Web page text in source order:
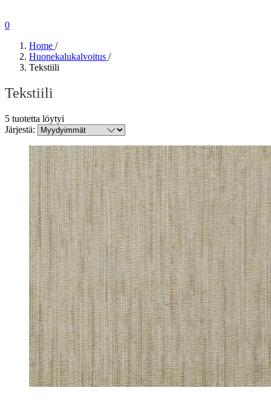
0
Home /
Huonekalukalvoitus /
Tekstiili
Tekstiili
5 tuotetta löytyi
Järjestä: